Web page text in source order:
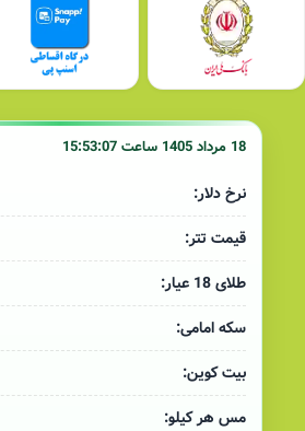
18 مرداد 1405 ساعت 15:53:07
نرخ دلار:
قیمت تتر:
طلای 18 عیار:
سکه امامی:
بیت کوین:
مس هر کیلو: